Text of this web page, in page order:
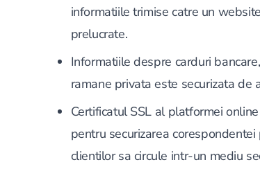
informatiile trimise catre un
prelucrate.
Informatiile despre carduri
ramane privata este securizata de
Certificatul SSL al platformei
pentru securizarea
clientilor sa circule intr-un mediu